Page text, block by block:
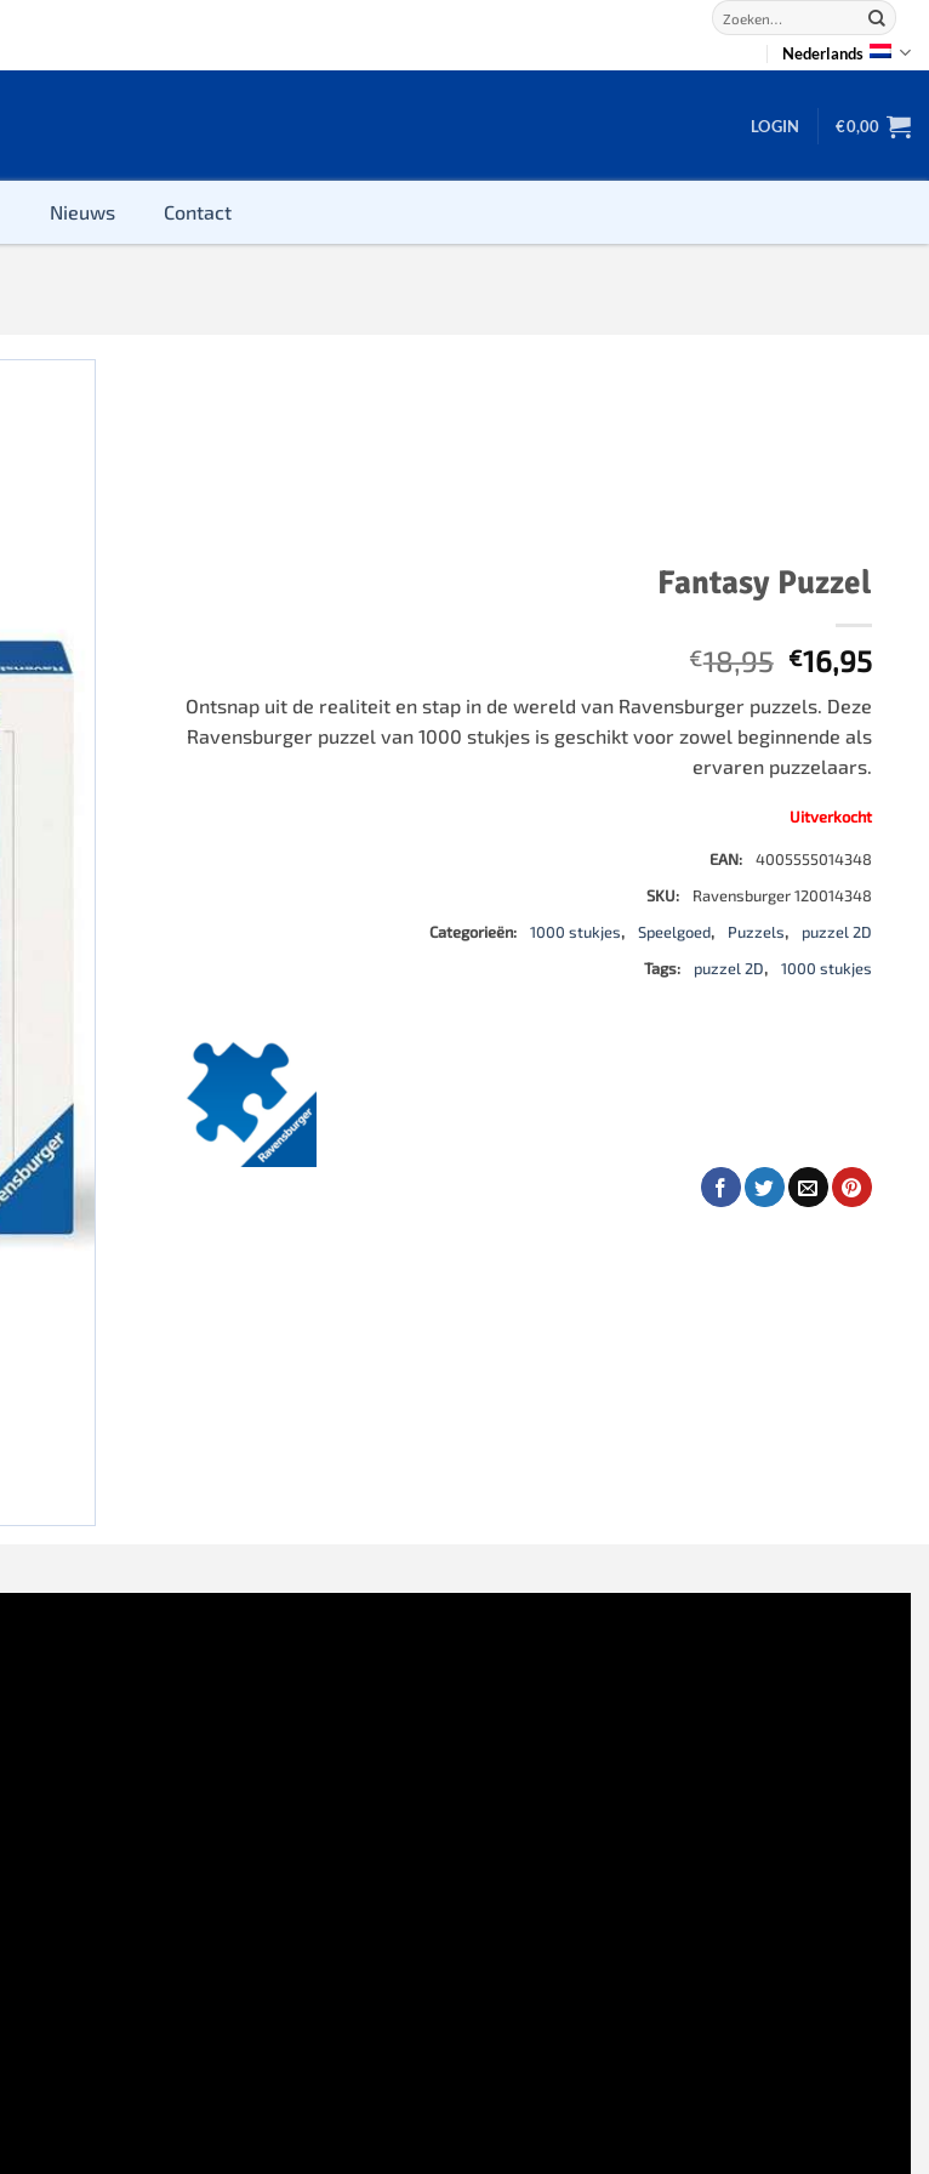
Zoeken
naar:
Nederlands
LOGIN €0,00
500 stukjes XL
1000 stukjes
1500 stukjes
Schaken
schaakklok
schaakset
schaakstukken
Nieuws Contact
Fantasy Puzzel
€18,95
prijs
was:
€18,95.
€16,95
is:
Ontsnap uit de realiteit en stap in de wereld van Ravensburger puzzels. Deze
Ravensburger puzzel van 1000 stukjes is geschikt voor zowel beginnende als
ervaren puzzelaars.
Uitverkocht
EAN:
4005555014348
SKU:
Ravensburger 120014348
Categorieën:
1000 stukjes, Speelgoed, Puzzels,
puzzel 2D
Tags:
puzzel 2D, 1000 stukjes